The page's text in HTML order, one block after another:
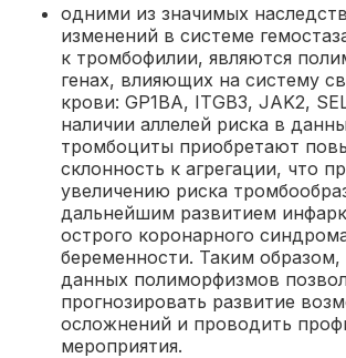
одними из значимых
изменений в системе
к тромбофилии, являются
генах, влияющих на систему
крови: GP1BA, ITGB3, JAK2,
наличии аллелей риска в
тромбоциты приобретают
склонность к агрегации, что
увеличению риска
дальнейшим развитием
острого коронарного
беременности. Таким образом,
данных полиморфизмов
прогнозировать развитие
осложнений и проводить
мероприятия.